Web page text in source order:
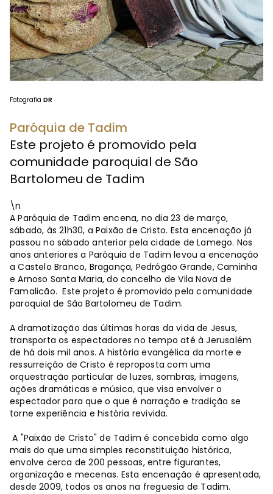
Fotografia DR
Paróquia de Tadim
Este projeto é promovido pela
comunidade paroquial de São
Bartolomeu de Tadim
\n
A Paróquia de Tadim encena, no dia 23 de março,
sábado, às 21h30, a Paixão de Cristo. Esta encenação já
passou no sábado anterior pela cidade de Lamego. Nos
anos anteriores a Paróquia de Tadim levou a encenação
a Castelo Branco, Bragança, Pedrógão Grande, Caminha
e Arnoso Santa Maria, do concelho de Vila Nova de
Famalicão. Este projeto é promovido pela comunidade
paroquial de São Bartolomeu de Tadim.
A dramatização das últimas horas da vida de Jesus,
transporta os espectadores no tempo até à Jerusalém
de há dois mil anos. A história evangélica da morte e
ressurreição de Cristo é reproposta com uma
orquestração particular de luzes, sombras, imagens,
ações dramáticas e música, que visa envolver o
espectador para que o que é narração e tradição se
torne experiência e história revivida.
A "Paixão de Cristo" de Tadim é concebida como algo
mais do que uma simples reconstituição histórica,
envolve cerca de 200 pessoas, entre figurantes,
organização e mecenas. Esta encenação é apresentada,
desde 2009, todos os anos na freguesia de Tadim.